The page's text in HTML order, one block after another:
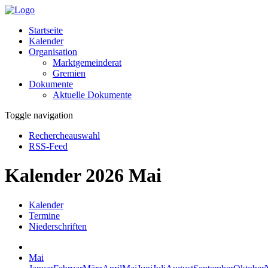
Startseite
Kalender
Organisation
Marktgemeinderat
Gremien
Dokumente
Aktuelle Dokumente
Toggle navigation
Rechercheauswahl
RSS-Feed
Kalender 2026 Mai
Kalender
Termine
Niederschriften
Mai